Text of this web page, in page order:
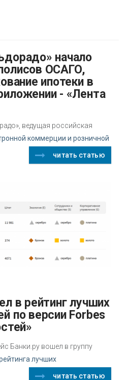
ОСАГО,
ипотеки в
- «Лента
ведущая российская
коммерции и розничной
читать статью
по версии Forbes
Банки.ру вошел в группу
лучших
читать статью